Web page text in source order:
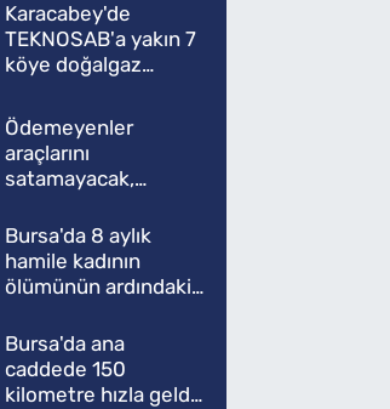
Karacabey'de
TEKNOSAB'a yakın 7
köye doğalgaz
Ödemeyenler
araçlarını
satamayacak,
Bursa'da 8 aylık
hamile kadının
ölümünün ardındaki
Bursa'da ana
caddede 150
kilometre hızla geldi,